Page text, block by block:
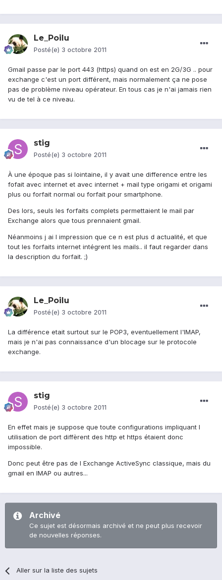
Le_Poilu
Posté(e) 3 octobre 2011
Gmail passe par le port 443 (https) quand on est en 2G/3G .. pour
exchange c'est un port différent, mais normalement ça ne pose
pas de problème niveau opérateur. En tous cas je n'ai jamais rien
vu de tel à ce niveau.
stig
Posté(e) 3 octobre 2011
À une époque pas si lointaine, il y avait une difference entre les
fofait avec internet et avec internet + mail type origami et origami
plus ou forfait normal ou forfait pour smartphone.
Des lors, seuls les forfaits complets permettaient le mail par
Exchange alors que tous prennaient gmail.
Néanmoins j ai l impression que ce n est plus d actualité, et que
tout les forfaits internet intégrent les mails.. il faut regarder dans
la description du forfait. ;)
Le_Poilu
Posté(e) 3 octobre 2011
La différence etait surtout sur le POP3, eventuellement l'IMAP,
mais je n'ai pas connaissance d'un blocage sur le protocole
exchange.
stig
Posté(e) 3 octobre 2011
En effet mais je suppose que toute configurations impliquant l
utilisation de port diffèrent des http et https étaient donc
impossible.
Donc peut être pas de l Exchange ActiveSync classique, mais du
gmail en IMAP ou autres...
Archivé
Ce sujet est désormais archivé et ne peut plus recevoir
de nouvelles réponses.
Aller sur la liste des sujets